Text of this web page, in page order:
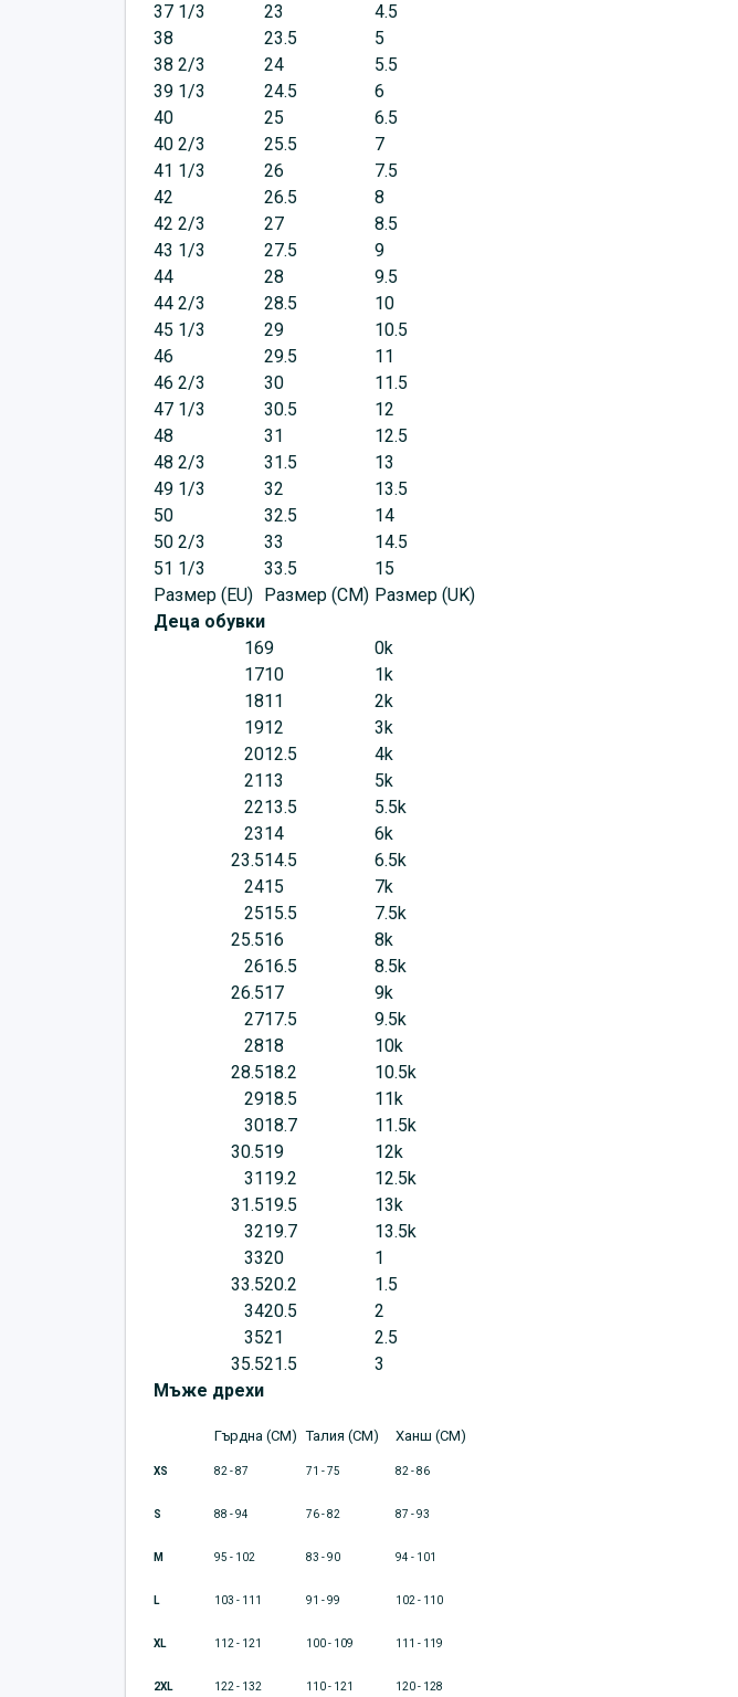
37 1/3
23
4.5
38
23.5
5
38 2/3
24
5.5
39 1/3
24.5
6
40
25
6.5
40 2/3
25.5
7
41 1/3
26
7.5
42
26.5
8
42 2/3
27
8.5
43 1/3
27.5
9
44
28
9.5
44 2/3
28.5
10
45 1/3
29
10.5
46
29.5
11
46 2/3
30
11.5
47 1/3
30.5
12
48
31
12.5
48 2/3
31.5
13
49 1/3
32
13.5
50
32.5
14
50 2/3
33
14.5
51 1/3
33.5
15
Размер (EU)
Размер (CM) Размер (UK)
Деца обувки
169
0k
1710
1k
1811
2k
1912
3k
2012.5
4k
21 13
5k
2213.5
5.5k
2314
6k
23.514.5
6.5k
2415
7k
2515.5
7.5k
25.516
8k
2616.5
8.5k
26.517
9k
2717.5
9.5k
2818
10k
28.518.2
10.5k
2918.5
11k
3018.7
11.5k
30.519
12k
31 19.2
12.5k
31.519.5
13k
3219.7
13.5k
3320
1
33.520.2
1.5
3420.5
2
3521
2.5
35.521.5
3
Мъже дрехи
Гърдна (CM) Талия (CM) Ханш (CM)
XS 82 - 87 71 - 75 82 - 86
S 88 - 94 76 - 82 87 - 93
M 95 - 102 83 - 90 94 - 101
L 103 - 111 91 - 99 102 - 110
XL 112 - 121 100 - 109 111 - 119
2XL 122 - 132 110 - 121 120 - 128